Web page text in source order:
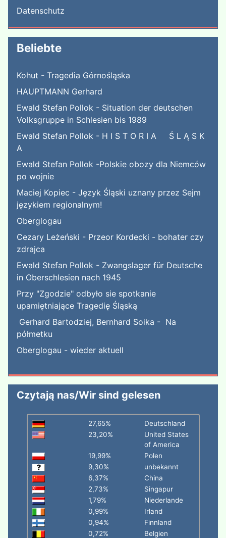
Datenschutz
Beliebte
Kohut - Tragedia Górnośląska
HAUPTMANN Gerhard
Ewald Stefan Pollok - Situation der deutschen
Volksgruppe in Schlesien bis 1989
Ewald Stefan Pollok - H I S T O R I A Ś L Ą S K
A
Ewald Stefan Pollok -Polskie obozy dla Niemców
po wojnie
Maciej Kopiec - Język Śląski uznany przez Sejm
językiem regionalnym!
Oberglogau
Cezary Leżeński - Przeor Kordecki - bohater czy
zdrajca
Ewald Stefan Pollok - Zwangslager für Deutsche
in Oberschlesien nach 1945
Przy "Zgodzie" odbyło sie spotkanie
upamiętniające Tragedię Śląską
Gerhard Bartodziej, Bernhard Soika - Na
półmetku
Oberglogau - wieder aktuell
Czytają nas/Wir sind gelesen
27,65%
Deutschland
23,20%
United States
of America
19,99%
Polen
9,30%
unbekannt
6,37%
China
2,73%
Singapur
1,79%
Niederlande
0,99%
Irland
0,94%
Finnland
0,72%
Belgien